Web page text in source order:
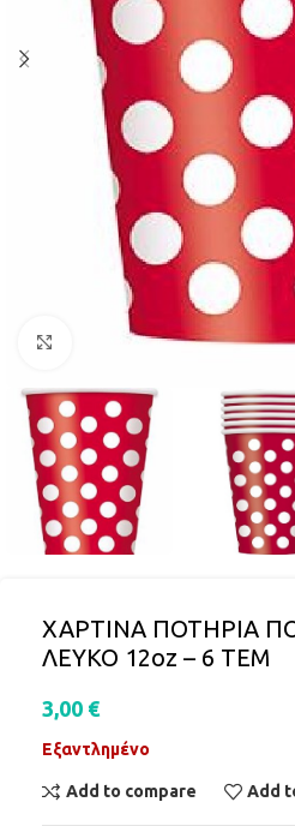
Click to enlarge
ΧΑΡΤΙΝΑ ΠΟΤΗΡΙΑ
ΛΕΥΚΟ 12oz – 6 ΤΕΜ
3,00 €
Εξαντλημένο
Add to compare Add